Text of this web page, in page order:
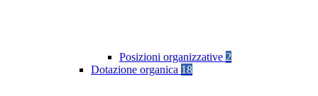
Posizioni organizzative 2
Dotazione organica 18